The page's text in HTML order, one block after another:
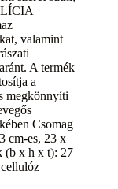
valamint
A termék
a
megkönnyíti
Csomag
cm-es, 23 x
(b x h x t): 27